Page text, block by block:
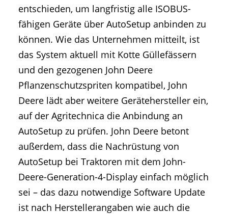
entschieden, um langfristig alle ISOBUS-
fähigen Geräte über AutoSetup anbinden zu
können. Wie das Unternehmen mitteilt, ist
das System aktuell mit Kotte Güllefässern
und den gezogenen John Deere
Pflanzenschutzspriten kompatibel, John
Deere lädt aber weitere Gerätehersteller ein,
auf der Agritechnica die Anbindung an
AutoSetup zu prüfen. John Deere betont
außerdem, dass die Nachrüstung von
AutoSetup bei Traktoren mit dem John-
Deere-Generation-4-Display einfach möglich
sei – das dazu notwendige Software Update
ist nach Herstellerangaben wie auch die